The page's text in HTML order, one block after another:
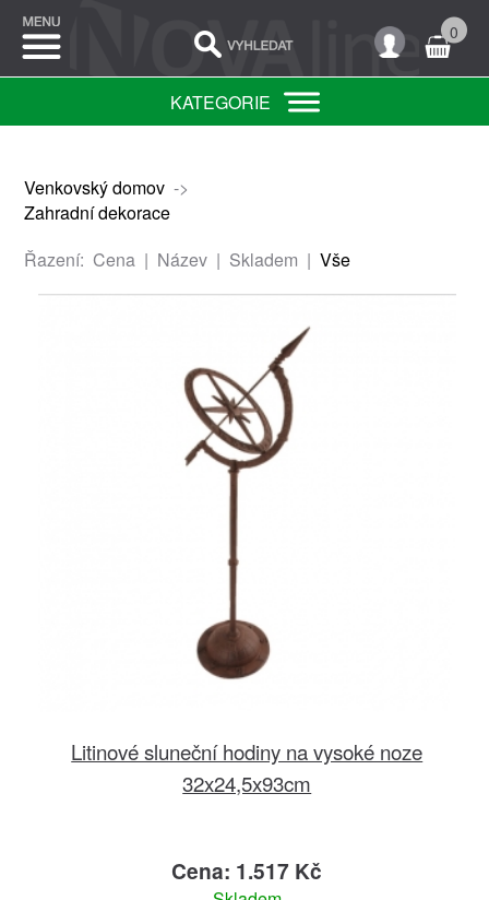
0
KATEGORIE
Venkovský domov->
Zahradní dekorace
Řazení: Cena| Název| Skladem | Vše
Litinové sluneční hodiny na vysoké noze
32x24,5x93cm
Cena: 1.517 Kč